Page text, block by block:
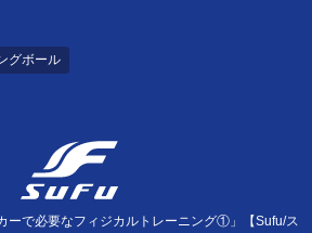
グボール
ーで必要なフィジカルトレーニング①」【Sufu/ス